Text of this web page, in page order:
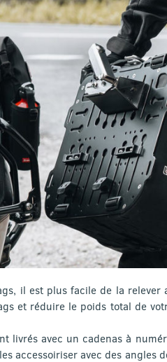
il est plus facile de la
et réduire le poids total de
livrés avec un cadenas à
accessoiriser avec des